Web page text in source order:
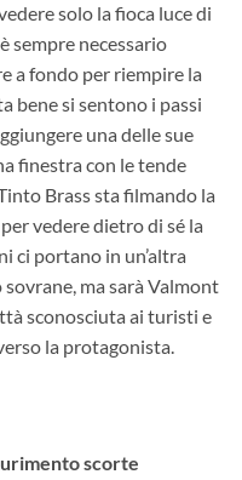
solo la fioca luce di
sempre necessario
a fondo per riempire la
bene si sentono i passi
una delle sue
finestra con le tende
Brass sta filmando la
vedere dietro di sé la
ci portano in un’altra
ma sarà Valmont
sconosciuta ai turisti e
la protagonista.
scorte